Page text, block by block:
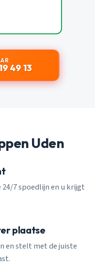
49 13
Uden
7 spoedlijn en u krijgt
plaatse
en stelt met de juiste